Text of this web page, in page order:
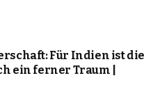
Für Indien ist die
ein ferner Traum |